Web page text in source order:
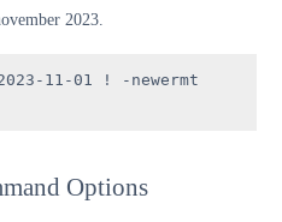
2023.
11-01 ! -newermt
Options